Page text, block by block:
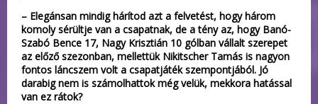
– Elegánsan mindig hárítod azt a felvetést, hogy három
komoly sérültje van a csapatnak, de a tény az, hogy Banó-
Szabó Bence 17, Nagy Krisztián 10 gólban vállalt szerepet
az előző szezonban, mellettük Nikitscher Tamás is nagyon
fontos láncszem volt a csapatjáték szempontjából. Jó
darabig nem is számolhattok még velük, mekkora hatással
van ez rátok?